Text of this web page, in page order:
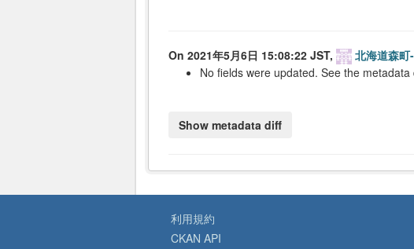
On 2021年5月6日 15:08:22 JST, 北海道森
No fields were updated. See the
利用規約
CKAN API